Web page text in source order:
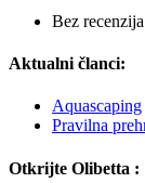
Bez
Aktualni članci:
Aquascaping
Pravilna
Otkrijte Olibetta :